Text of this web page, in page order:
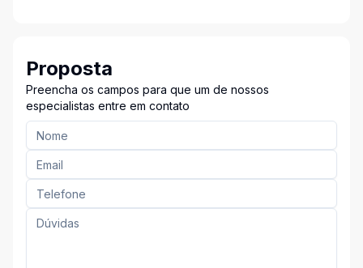
Proposta
Preencha os campos para que um de nossos
especialistas entre em contato